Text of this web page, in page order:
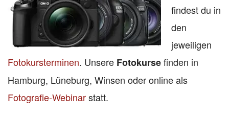
findest du in
den
jeweiligen
Fotokursterminen. Unsere Fotokursefinden in
Hamburg, Lüneburg, Winsen oder online als
Fotografie-Webinarstatt.